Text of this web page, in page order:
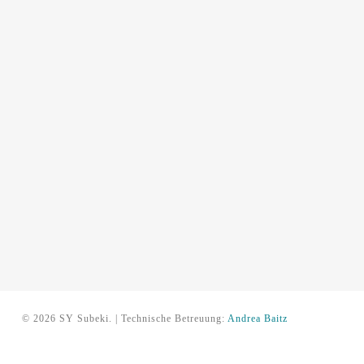
© 2026 SY Subeki. | Technische Betreuung: Andrea Baitz